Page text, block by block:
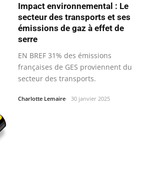
Impact environnemental : Le
secteur des transports et ses
émissions de gaz à effet de
serre
EN BREF 31% des émissions
françaises de GES proviennent du
secteur des transports.
Charlotte Lemaire 30 janvier 2025